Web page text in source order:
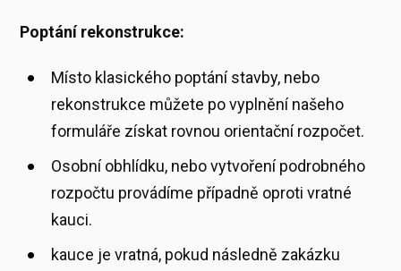
Poptání rekonstrukce:
Místo klasického poptání stavby, nebo
rekonstrukce můžete po vyplnění našeho
formuláře získat rovnou orientační rozpočet.
Osobní obhlídku, nebo vytvoření podrobného
rozpočtu provádíme případně oproti vratné
kauci.
kauce je vratná, pokud následně zakázku